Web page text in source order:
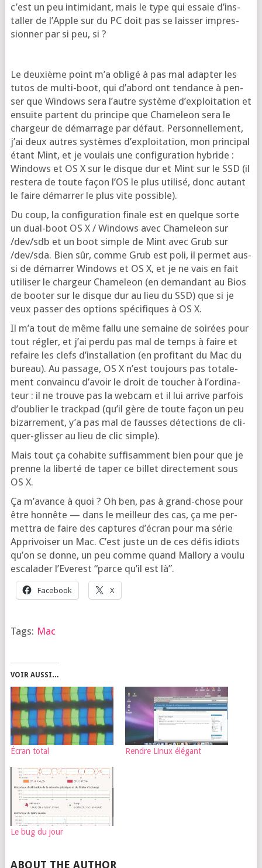
c’est un peu inti­mi­dant, mais le type qui essaie d’ins­
tal­ler de l’Apple sur du PC doit pas se lais­ser impres­
sion­ner par si peu, si ?
Le deuxième point m’a obli­gé à pas mal adap­ter les
tutos de mul­ti-boot, qui d’a­bord ont ten­dance à pen­
ser que Win­dows sera l’autre sys­tème d’ex­ploi­ta­tion et
ensuite partent du prin­cipe que Cha­me­leon sera le
char­geur de démar­rage par défaut. Per­son­nel­le­ment,
j’ai deux autres sys­tèmes d’ex­ploi­ta­tion, mon prin­ci­pal
étant Mint, et je vou­lais une confi­gu­ra­tion hybride :
Win­dows et OS X sur le disque dur et Mint sur le SSD (il
res­te­ra de toute façon l’OS le plus uti­li­sé, donc autant
le faire démar­rer le plus vite possible).
Du coup, la confi­gu­ra­tion finale est en quelque sorte
un dual-boot OS X / Win­dows avec Cha­me­leon sur
/dev/sdb et un boot simple de Mint avec Grub sur
/dev/sda. Bien sûr, comme Grub est poli, il per­met aus­
si de démar­rer Win­dows et OS X, et je ne vais en fait
uti­li­ser le char­geur Cha­me­leon (en deman­dant au Bios
de boo­ter sur le disque dur au lieu du SSD) que si je
veux pas­ser des options spé­ci­fiques à OS X.
Il m’a tout de même fal­lu une semaine de soi­rées pour
tout régler, et j’ai per­du pas mal de temps à faire et
refaire les clefs d’ins­tal­la­tion (en pro­fi­tant du Mac du
bureau). Au pas­sage, OS X n’est tou­jours pas tota­le­
ment convain­cu d’a­voir le droit de tou­cher à l’or­di­na­
teur : il ne trouve pas la web­cam et il lui arrive par­fois
d’ou­blier le track­pad (qu’il gère de toute façon un peu
bizar­re­ment, y’a pas mal de fausses détec­tions de cli­
quer-glis­ser au lieu de clic simple).
Mais tout ça coha­bite suf­fi­sam­ment bien pour que je
prenne la liber­té de taper ce billet direc­te­ment sous
OS X.
Ça m’a­vance à quoi ? Oh ben, pas à grand-chose pour
être hon­nête — dans le meilleur des cas, ça me per­
met­tra de faire des cap­tures d’é­cran pour ma série
Appri­voi­ser un Mac. C’est juste un de ces défis idiots
qu’on se donne, un peu comme quand Mal­lo­ry a vou­lu
esca­la­der l’E­ve­rest “parce qu’il est là”.
Face­book X
Tags: Mac
VOIR AUSSI…
Écran total Rendre Linux élégant
Le bug du jour
ABOUT THE AUTHOR